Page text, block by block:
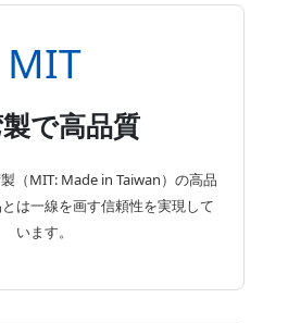
MIT
で高品質
（MIT: Made in Taiwan）の高品
は一線を画す信頼性を実現して
います。